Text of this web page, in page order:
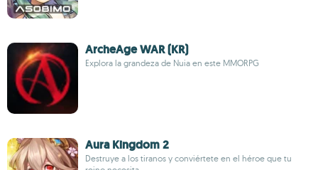
ArcheAge WAR (KR)
Explora la grandeza de Nuia en este MMORPG
Aura Kingdom 2
Destruye a los tiranos y conviértete en el héroe que tu